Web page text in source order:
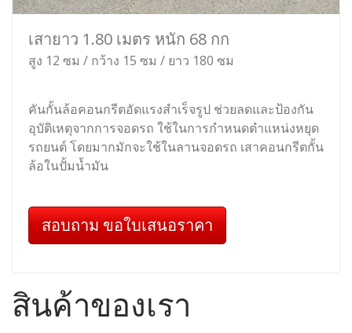
เสายาว 1.80 เมตร หนัก 68 กก
สูง 12 ซม / กว้าง 15 ซม / ยาว 180 ซม
คันกั้นล้อคอนกรีตอัดแรงสำเร็จรูป ช่วยลดและป้องกัน
อุบัติเหตุจากการจอดรถ ใช้ในการกำหนดตำแหน่งหยุด
รถยนต์ โดยมากมักจะใช้ในลานจอดรถ เสาคอนกรีตกั้น
ล้อในปั้มน้ำมัน
สอบถาม ขอใบเสนอราคา
สินค้าของเรา